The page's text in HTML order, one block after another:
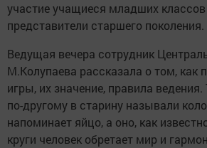
участие учащиеся младших
представители старшего поколения.
Ведущая вечера сотрудник
М.Колупаева рассказала о том, как
игры, их значение, правила
по-другому в старину называли
напоминает яйцо, а оно, как
круги человек обретает мир и